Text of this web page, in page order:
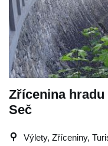
Zřícenina
Seč
Výlety, Zříceniny,